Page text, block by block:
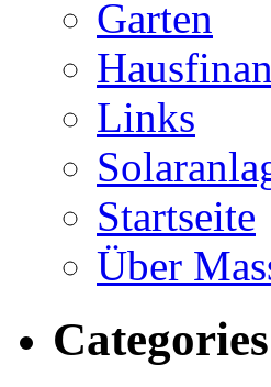
Garten
Links
Startseite
Über
Categories